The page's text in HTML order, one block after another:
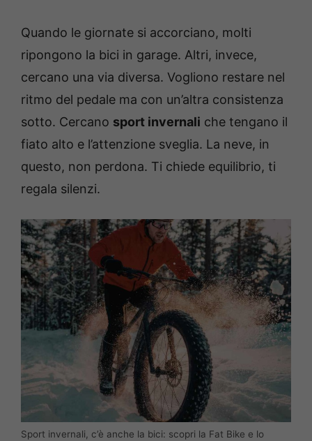
Quando le giornate si accorciano, molti
ripongono la bici in garage. Altri, invece,
cercano una via diversa. Vogliono restare nel
ritmo del pedale ma con un’altra consistenza
sotto. Cercano sport invernali che tengano il
fiato alto e l’attenzione sveglia. La neve, in
questo, non perdona. Ti chiede equilibrio, ti
regala silenzi.
Sport invernali, c’è anche la bici: scopri la Fat Bike e lo